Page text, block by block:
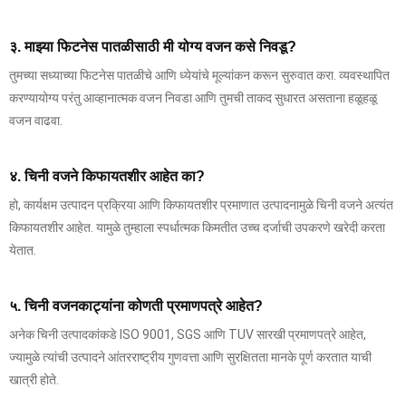
३. माझ्या फिटनेस पातळीसाठी मी योग्य वजन कसे निवडू?
तुमच्या सध्याच्या फिटनेस पातळीचे आणि ध्येयांचे मूल्यांकन करून सुरुवात करा. व्यवस्थापित
करण्यायोग्य परंतु आव्हानात्मक वजन निवडा आणि तुमची ताकद सुधारत असताना हळूहळू
वजन वाढवा.
४. चिनी वजने किफायतशीर आहेत का?
हो, कार्यक्षम उत्पादन प्रक्रिया आणि किफायतशीर प्रमाणात उत्पादनामुळे चिनी वजने अत्यंत
किफायतशीर आहेत. यामुळे तुम्हाला स्पर्धात्मक किमतीत उच्च दर्जाची उपकरणे खरेदी करता
येतात.
५. चिनी वजनकाट्यांना कोणती प्रमाणपत्रे आहेत?
अनेक चिनी उत्पादकांकडे ISO 9001, SGS आणि TUV सारखी प्रमाणपत्रे आहेत,
ज्यामुळे त्यांची उत्पादने आंतरराष्ट्रीय गुणवत्ता आणि सुरक्षितता मानके पूर्ण करतात याची
खात्री होते.